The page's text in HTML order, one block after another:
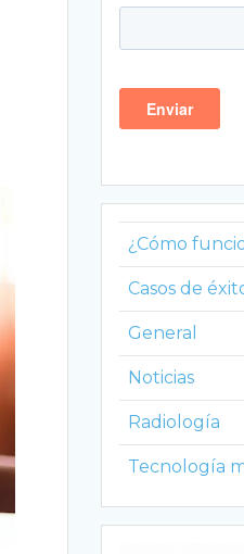
¿Cómo
Casos de
General
Noticias
Radiología
Tecnología